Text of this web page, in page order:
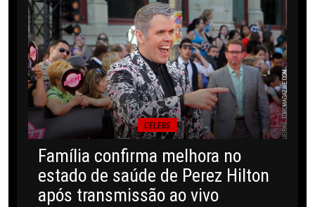
CELEBS
Família confirma melhora no
estado de saúde de Perez Hilton
após transmissão ao vivo